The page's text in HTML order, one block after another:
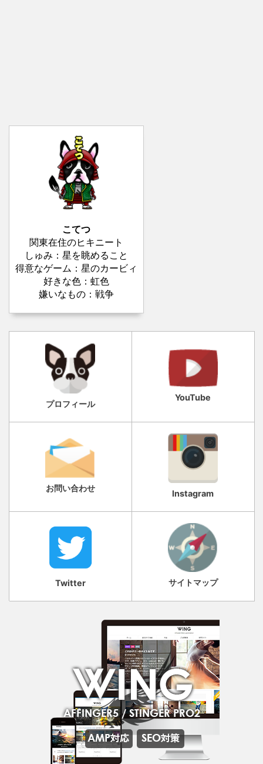
こてつ
関東在住のヒキニート
しゅみ：星を眺めること
得意なゲーム：星のカービィ
好きな色：虹色
嫌いなもの：戦争
プロフィール
YouTube
お問い合わせ Instagram
Twitter サイトマップ